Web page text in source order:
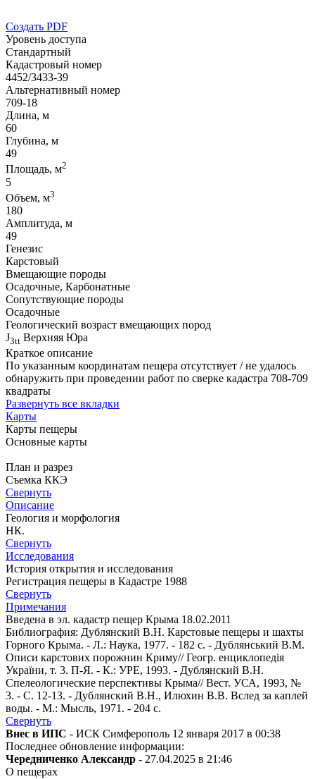
Создать PDF
Уровень доступа
Стандартный
Кадастровый номер
4452/3433-39
Альтернативный номер
709-18
Длина, м
60
Глубина, м
49
Площадь, м2
5
Объем, м3
180
Амплитуда, м
49
Генезис
Карстовый
Вмещающие породы
Осадочные, Карбонатные
Сопутствующие породы
Осадочные
Геологический возраст вмещающих пород
J3tt Верхняя Юра
Краткое описание
По указанным координатам пещера отсутствует / не удалось
обнаружить при проведении работ по сверке кадастра 708-709
квадраты
Развернуть все вкладки
Карты
Карты пещеры
Основные карты
План и разрез
Съемка ККЭ
Свернуть
Описание
Геология и морфология
НК.
Свернуть
Исследования
История открытия и исследования
Регистрация пещеры в Кадастре 1988
Свернуть
Примечания
Введена в эл. кадастр пещер Крыма 18.02.2011
Библиография: Дублянский В.Н. Карстовые пещеры и шахты
Горного Крыма. - Л.: Наука, 1977. - 182 с. - Дублянський В.М.
Описи карстових порожнин Криму// Геогр. енциклопедія
України, т. 3. П-Я. - К.: УРЕ, 1993. - Дублянский В.Н.
Спелеологические перспективы Крыма// Вест. УСА, 1993, №
3. - С. 12-13. - Дублянский В.Н., Илюхин В.В. Вслед за каплей
воды. - М.: Мысль, 1971. - 204 с.
Свернуть
Внес в ИПС - ИСК Симферополь 12 января 2017 в 00:38
Последнее обновление информации:
Чередниченко Александр - 27.04.2025 в 21:46
О пещерах